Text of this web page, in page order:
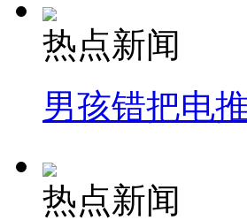
热点新闻
男孩错把电
热点新闻